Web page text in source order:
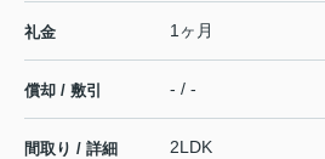
礼金 1ヶ月
償却 / 敷引 - / -
間取り / 詳細
2LDK